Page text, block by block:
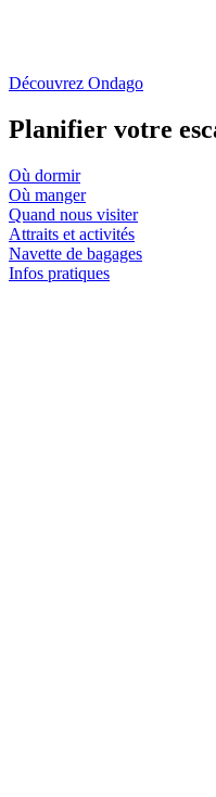
Découvrez Ondago
Planifier votre
Où dormir
Où manger
Quand nous visiter
Attraits et activités
Navette de bagages
Infos pratiques